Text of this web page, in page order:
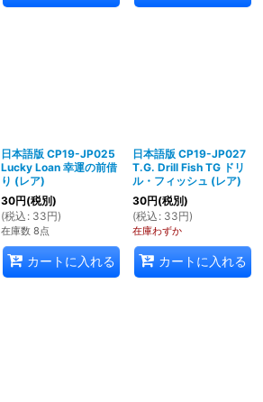
日本語版 CP19-JP025
Lucky Loan 幸運の前借
り (レア)
30円(税別)
(税込 : 33円)
在庫数 8点
カートに入れる
日本語版 CP19-JP027
T.G. Drill Fish TG ドリ
ル・フィッシュ (レア)
30円(税別)
(税込 : 33円)
在庫わずか
カートに入れる